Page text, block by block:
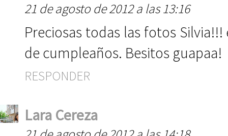
21 de agosto de 2012 a las 13:16
Preciosas todas las fotos
de cumpleaños. Besitos guapaa!
RESPONDER
Lara Cereza